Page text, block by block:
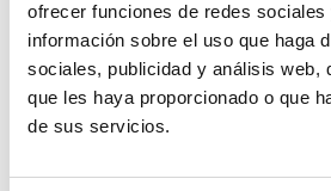
ofrecer funciones de redes
información sobre el uso que haga
sociales, publicidad y análisis web,
que les haya proporcionado o que
de sus servicios.
Posible sobrecoste en versiones
avanzados.
Direccionalidad y suspensión
que a compromiso deportivo.